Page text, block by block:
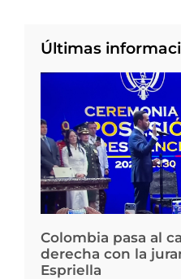
Últimas
Colombia pasa al
derecha con la
Espriella